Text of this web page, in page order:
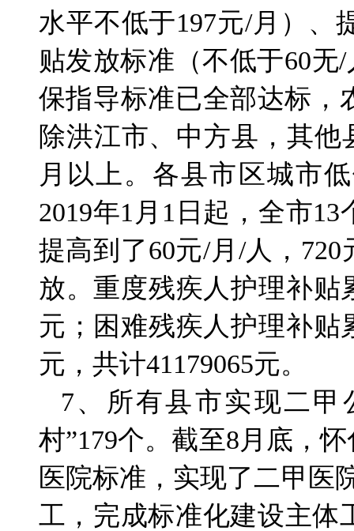
水平不低于197元/月）、
贴发放标准（不低于60无
保指导标准已全部达标，
除洪江市、中方县，其
月以上。各县市区城市
2019年1月1日起，全市
提高到了60元/月/人，
放。重度残疾人护理补贴
元；困难残疾人护理补贴
元，共计41179065元。
7、所有县市实现二
村”179个。截至8月底，
医院标准，实现了二甲医
工，完成标准化建设主体